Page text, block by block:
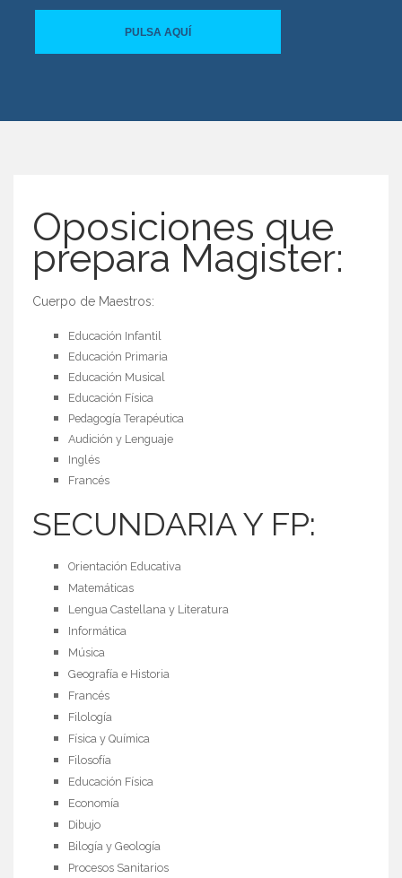
PULSA AQUÍ
Oposiciones que
prepara Magister:
Cuerpo de Maestros:
Educación Infantil
Educación Primaria
Educación Musical
Educación Física
Pedagogía Terapéutica
Audición y Lenguaje
Inglés
Francés
SECUNDARIA Y FP:
Orientación Educativa
Matemáticas
Lengua Castellana y Literatura
Informática
Música
Geografía e Historia
Francés
Filología
Física y Química
Filosofía
Educación Física
Economía
Dibujo
Bilogía y Geología
Procesos Sanitarios